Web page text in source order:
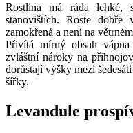
Rostlina má ráda lehké,
stanovištích. Roste
zamokřená a není na
Přivítá mírný obsah
zvláštní nároky na
dorůstají výšky mezi
šířky.
Levandule